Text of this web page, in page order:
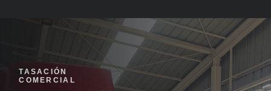
TASACIÓN
COMERCIAL